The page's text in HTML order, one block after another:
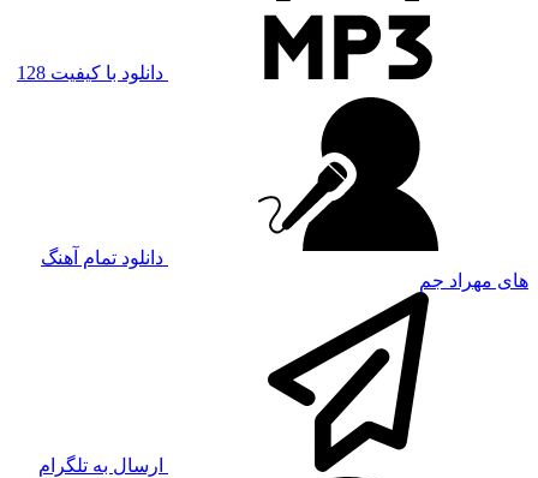
دانلود با کیفیت 128
دانلود تمام آهنگ
های مهراد جم
ارسال به تلگرام